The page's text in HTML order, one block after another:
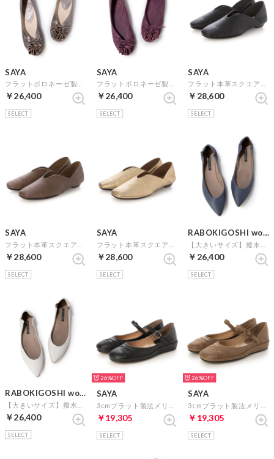
SAYA
￥26,400
SELECT
SAYA
￥26,400
SELECT
SAYA
￥28,600
SELECT
SAYA
￥28,600
SELECT
SAYA
￥28,600
SELECT
RABOKIGOSHI works
￥26,400
SELECT
RABOKIGOSHI works
￥26,400
SELECT
26%
SAYA
￥19,305
SELECT
26%
SAYA
￥19,305
SELECT